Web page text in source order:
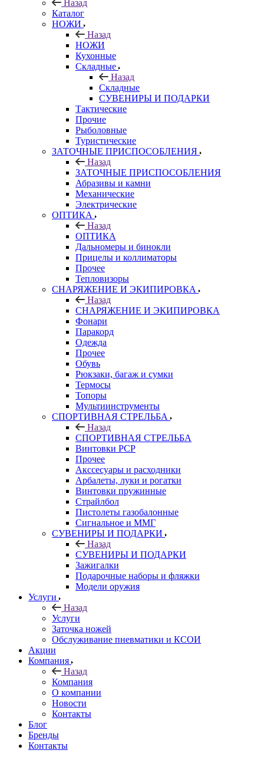
Назад
Каталог
НОЖИ
Назад
НОЖИ
Кухонные
Складные
Назад
Складные
СУВЕНИРЫ И ПОДАРКИ
Тактические
Прочие
Рыболовные
Туристические
ЗАТОЧНЫЕ ПРИСПОСОБЛЕНИЯ
Назад
ЗАТОЧНЫЕ ПРИСПОСОБЛЕНИЯ
Абразивы и камни
Механические
Электрические
ОПТИКА
Назад
ОПТИКА
Дальномеры и бинокли
Прицелы и коллиматоры
Прочее
Тепловизоры
СНАРЯЖЕНИЕ И ЭКИПИРОВКА
Назад
СНАРЯЖЕНИЕ И ЭКИПИРОВКА
Фонари
Паракорд
Одежда
Прочее
Обувь
Рюкзаки, багаж и сумки
Термосы
Топоры
Мультиинструменты
СПОРТИВНАЯ СТРЕЛЬБА
Назад
СПОРТИВНАЯ СТРЕЛЬБА
Винтовки PCP
Прочее
Акссесуары и расходники
Арбалеты, луки и рогатки
Винтовки пружинные
Страйлбол
Пистолеты газобалонные
Сигнальное и ММГ
СУВЕНИРЫ И ПОДАРКИ
Назад
СУВЕНИРЫ И ПОДАРКИ
Зажигалки
Подарочные наборы и фляжки
Модели оружия
Услуги
Назад
Услуги
Заточка ножей
Обслуживание пневматики и КСОИ
Акции
Компания
Назад
Компания
О компании
Новости
Контакты
Блог
Бренды
Контакты